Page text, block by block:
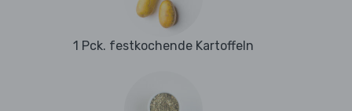
1 Pck. festkochende Kartoffeln